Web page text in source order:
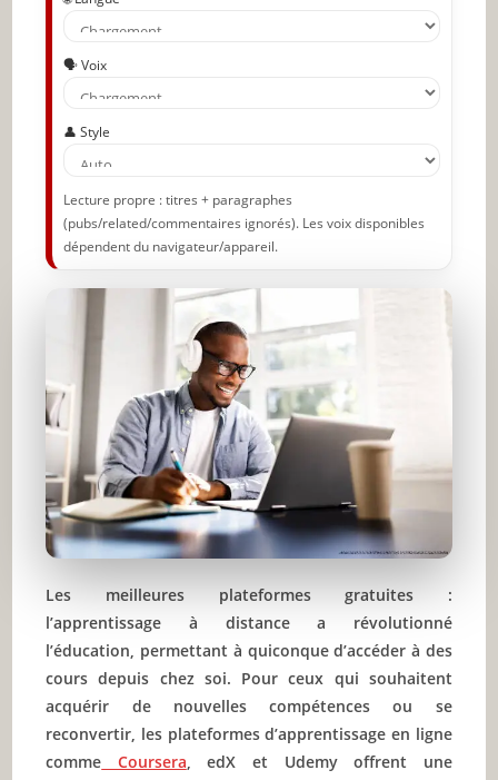
🗣️ Voix
👤 Style
Lecture propre : titres + paragraphes
(pubs/related/commentaires ignorés). Les voix disponibles
dépendent du navigateur/appareil.
Les meilleures plateformes gratuites :
l’apprentissage à distance a révolutionné
l’éducation, permettant à quiconque d’accéder à des
cours depuis chez soi. Pour ceux qui souhaitent
acquérir de nouvelles compétences ou se
reconvertir, les plateformes d’apprentissage en ligne
comme Coursera, edX et Udemy offrent une